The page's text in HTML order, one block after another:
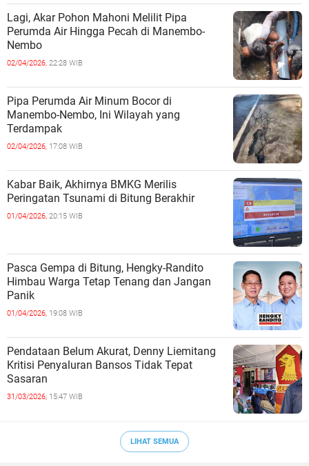
Lagi, Akar Pohon Mahoni Melilit Pipa
Perumda Air Hingga Pecah di Manembo-
Nembo
02/04/2026, 22:28 WIB
Pipa Perumda Air Minum Bocor di
Manembo-Nembo, Ini Wilayah yang
Terdampak
02/04/2026, 17:08 WIB
Kabar Baik, Akhirnya BMKG Merilis
Peringatan Tsunami di Bitung Berakhir
01/04/2026, 20:15 WIB
Pasca Gempa di Bitung, Hengky-Randito
Himbau Warga Tetap Tenang dan Jangan
Panik
01/04/2026, 19:08 WIB
Pendataan Belum Akurat, Denny Liemitang
Kritisi Penyaluran Bansos Tidak Tepat
Sasaran
31/03/2026, 15:47 WIB
LIHAT SEMUA